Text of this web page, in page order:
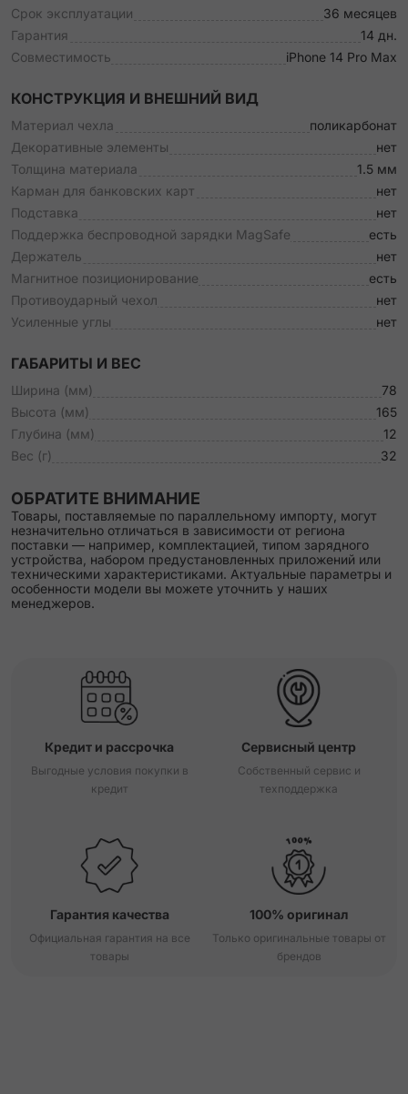
Срок эксплуатации
36 месяцев
Гарантия
14 дн.
Совместимость
iPhone 14 Pro Max
КОНСТРУКЦИЯ И ВНЕШНИЙ ВИД
Материал чехла
поликарбонат
Декоративные элементы
нет
Толщина материала
1.5 мм
Карман для банковских карт
нет
Подставка
нет
Поддержка беспроводной зарядки MagSafe
есть
Держатель
нет
Магнитное позиционирование
есть
Противоударный чехол
нет
Усиленные углы
нет
ГАБАРИТЫ И ВЕС
Ширина (мм)
78
Высота (мм)
165
Глубина (мм)
12
Вес (г)
32
ОБРАТИТЕ ВНИМАНИЕ
Товары, поставляемые по параллельному импорту, могут
незначительно отличаться в зависимости от региона
поставки — например, комплектацией, типом зарядного
устройства, набором предустановленных приложений или
техническими характеристиками. Актуальные параметры и
особенности модели вы можете уточнить у наших
менеджеров.
Кредит и рассрочка
Выгодные условия покупки в
кредит
Сервисный центр
Собственный сервис и
техподдержка
Гарантия качества
Официальная гарантия на все
товары
100% оригинал
Только оригинальные товары от
брендов